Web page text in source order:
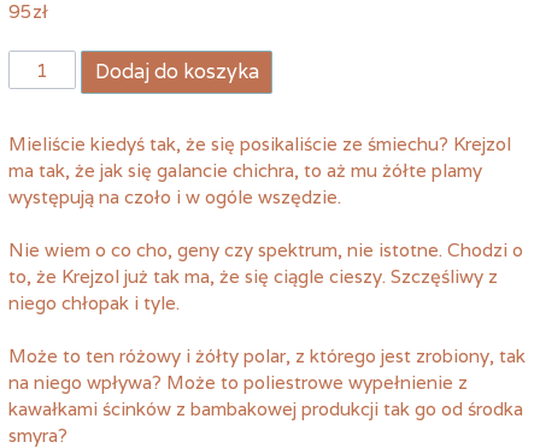
95zł
ilość
Krejzol
Dodaj do koszyka
Mieliście kiedyś tak, że się posikaliście ze śmiechu? Krejzol
ma tak, że jak się galancie chichra, to aż mu żółte plamy
występują na czoło i w ogóle wszędzie.
Nie wiem o co cho, geny czy spektrum, nie istotne. Chodzi o
to, że Krejzol już tak ma, że się ciągle cieszy. Szczęśliwy z
niego chłopak i tyle.
Może to ten różowy i żółty polar, z którego jest zrobiony, tak
na niego wpływa? Może to poliestrowe wypełnienie z
kawałkami ścinków z bambakowej produkcji tak go od środka
smyra?